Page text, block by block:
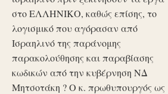
στο ΕΛΛΗΝΙΚΟ, καθώς επίσης, το
λογισμικό που αγόρασαν από
Ισραηλινό της παράνομης
παρακολούθησης και παραβίασης
κωδικών από την κυβέρνηση ΝΔ
Μητσοτάκη ? Ο κ. πρωθυπουργός ως